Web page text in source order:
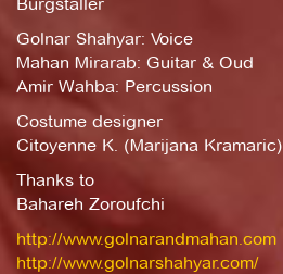
Golnar Shahyar: Voice
Mahan Mirarab: Guitar & Oud
Amir Wahba: Percussion
Costume designer
Citoyenne K. (Marijana Kramaric)
Thanks to
Bahareh Zoroufchi
http://www.golnarandmahan.com
http://www.golnarshahyar.com/